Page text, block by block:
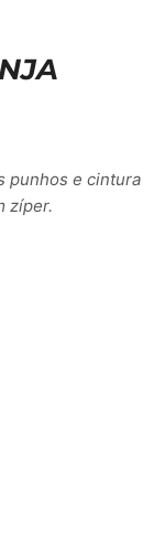
punhos e cintura
zíper.